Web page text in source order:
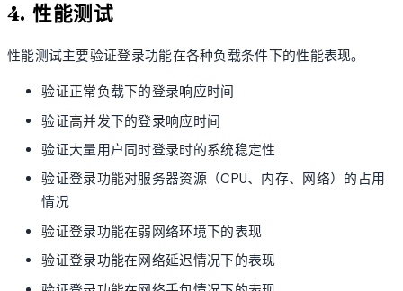
4. 性能测试
性能测试主要验证登录功能在各种负载条件下的性能表现。
验证正常负载下的登录响应时间
验证高并发下的登录响应时间
验证大量用户同时登录时的系统稳定性
验证登录功能对服务器资源（CPU、内存、网络）的占用
情况
验证登录功能在弱网络环境下的表现
验证登录功能在网络延迟情况下的表现